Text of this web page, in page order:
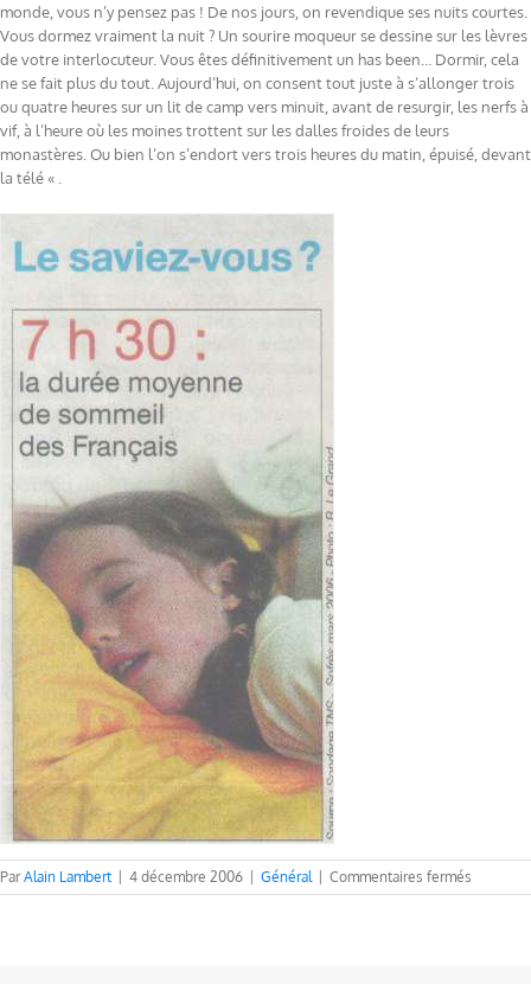
monde, vous n’y pensez pas ! De nos jours, on revendique ses nuits courtes.
Vous dormez vraiment la nuit ? Un sourire moqueur se dessine sur les lèvres
de votre interlocuteur. Vous êtes définitivement un has been… Dormir, cela
ne se fait plus du tout. Aujourd’hui, on consent tout juste à s’allonger trois
ou quatre heures sur un lit de camp vers minuit, avant de resurgir, les nerfs à
vif, à l’heure où les moines trottent sur les dalles froides de leurs
monastères. Ou bien l’on s’endort vers trois heures du matin, épuisé, devant
la télé « .
ParAlain Lambert 4 décembre 2006 Général Commentaires fermés
Le